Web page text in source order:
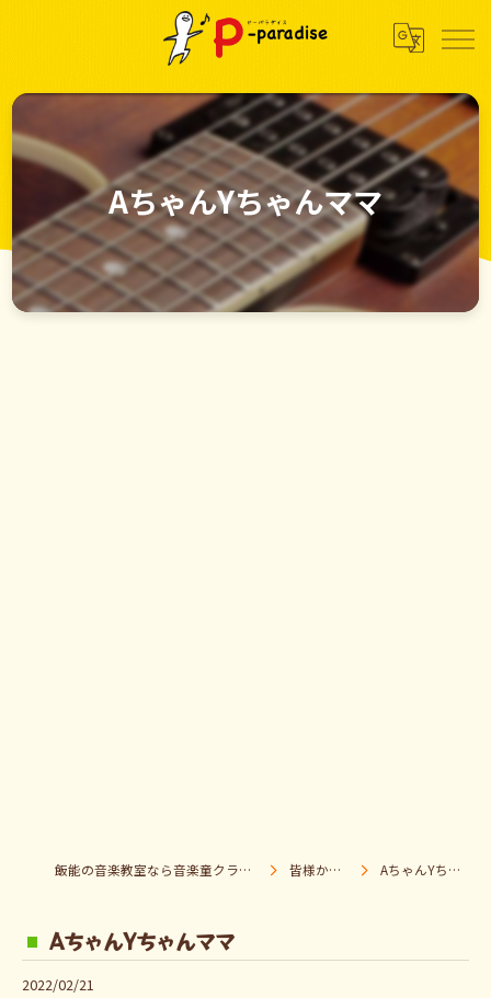
AちゃんYちゃんママ
飯能の音楽教室なら音楽童クラブ Pパラダイス 皆様からの声 AちゃんYちゃんママ
AちゃんYちゃんママ
2022/02/21